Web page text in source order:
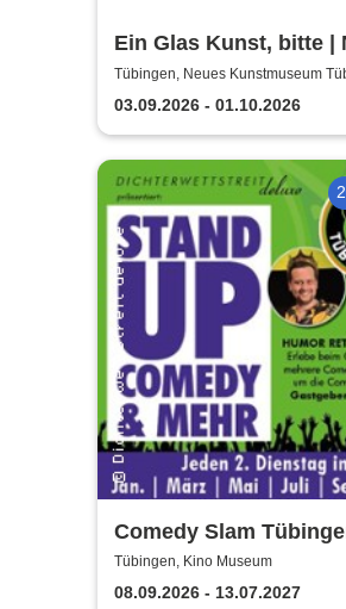
Ein Glas Kunst, bitte |
Kunstmuseum
Tübingen, Neues Kunstmuseum
03.09.2026 - 01.10.2026
Comedy Slam
Präsentiert von
Elias Raatz
Tübingen, Kino Museum
08.09.2026 - 13.07.2027